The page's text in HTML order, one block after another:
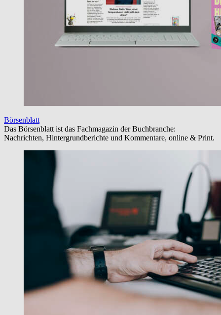
Börsenblatt
Das Börsenblatt ist das Fachmagazin der Buchbranche:
Nachrichten, Hintergrundberichte und Kommentare, online & Print.